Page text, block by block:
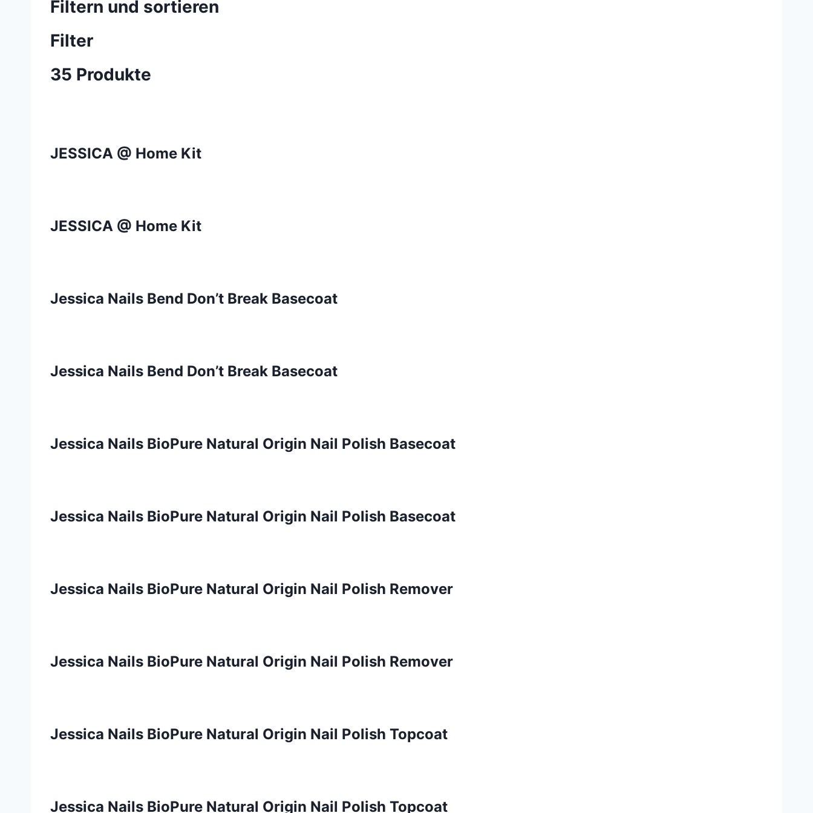
Filtern und sortieren
Filter
35 Produkte
JESSICA @ Home Kit
JESSICA @ Home Kit
Jessica Nails Bend Don’t Break Basecoat
Jessica Nails Bend Don’t Break Basecoat
Jessica Nails BioPure Natural Origin Nail Polish Basecoat
Jessica Nails BioPure Natural Origin Nail Polish Basecoat
Jessica Nails BioPure Natural Origin Nail Polish Remover
Jessica Nails BioPure Natural Origin Nail Polish Remover
Jessica Nails BioPure Natural Origin Nail Polish Topcoat
Jessica Nails BioPure Natural Origin Nail Polish Topcoat